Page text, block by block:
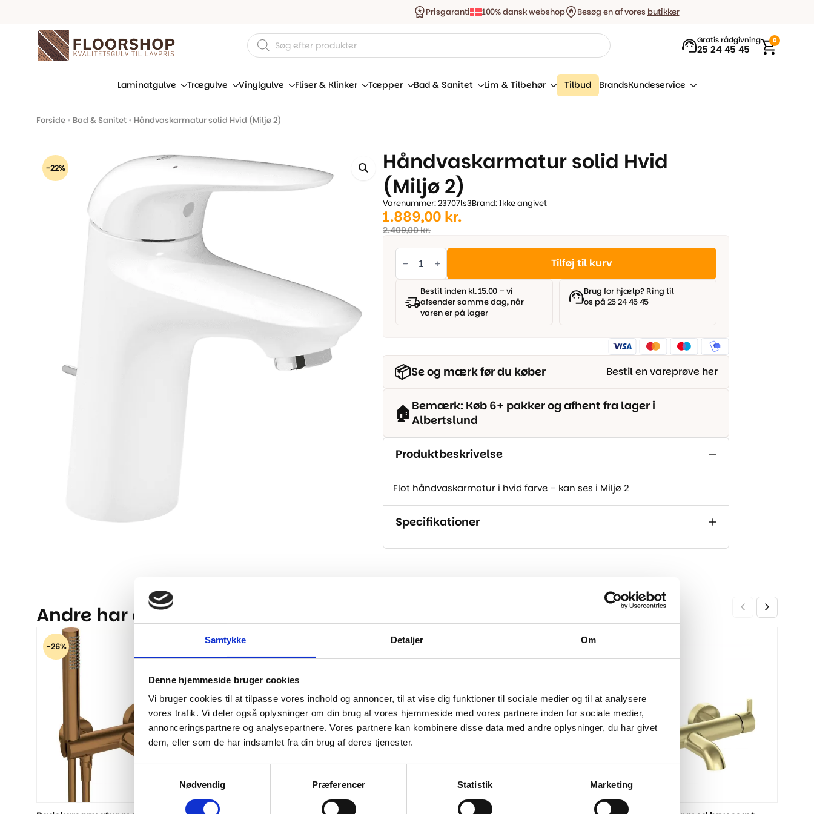
Samtykke Detaljer Om
Denne hjemmeside bruger cookies
Vi bruger cookies til at tilpasse vores indhold og annoncer, til at vise dig funktioner til sociale medier og til at analysere
vores trafik. Vi deler også oplysninger om din brug af vores hjemmeside med vores partnere inden for sociale medier,
annonceringspartnere og analysepartnere. Vores partnere kan kombinere disse data med andre oplysninger, du har givet
dem, eller som de har indsamlet fra din brug af deres tjenester.
Nødvendig
Præferencer Statistik Marketing
Prisgaranti 100% dansk webshop Besøg en af vores butikker
Products
search
Gratis rådgivning
25 24 45 45
0
Laminatgulve Trægulve Vinylgulve Fliser & Klinker Tæpper Bad & Sanitet Lim & Tilbehør Tilbud BrandsKundeservice
Forside • Bad & Sanitet • Håndvaskarmatur solid Hvid (Miljø 2)
-22%
Håndvaskarmatur solid Hvid
(Miljø 2)
Varenummer: 23707ls3Brand: Ikke angivet
2.409,00kr.
Den
oprindelige
pris
var:
2.409,00 kr..
1.889,00 kr.
Den
aktuelle
pris
1.889,00 kr..
Håndvaskarmatur
solid
(Miljø
antal
Tilføj til kurv
Bestil inden kl. 15.00 – vi
afsender samme dag, når
varen er på lager
Brug for hjælp? Ring til
os på 25 24 45 45
📦Se og mærk før du køber Bestil en vareprøve her
🏠 Bemærk: Køb 6+ pakker og afhent fra lager i
Albertslund
Produktbeskrivelse
Flot håndvaskarmatur i hvid farve – kan ses i Miljø 2
Specifikationer
Andre har også kigget på...
-26% -27%